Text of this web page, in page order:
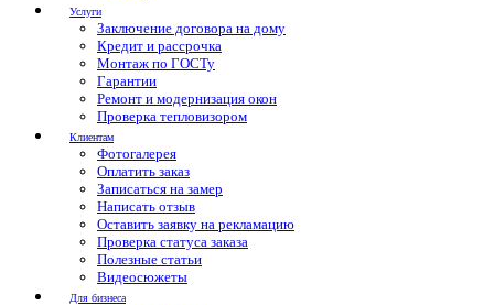
Услуги
Заключение договора на дому
Кредит и рассрочка
Монтаж по ГОСТу
Гарантии
Ремонт и модернизация окон
Проверка тепловизором
Клиентам
Фотогалерея
Оплатить заказ
Записаться на замер
Написать отзыв
Оставить заявку на рекламацию
Проверка статуса заказа
Полезные статьи
Видеосюжеты
Для бизнеса